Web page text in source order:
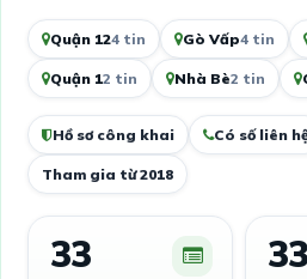
Quận 124 tin Gò Vấp4 tin
Quận 12 tin Nhà Bè2 tin
Hồ sơ công khai Có số liên
Tham gia từ 2018
33 33